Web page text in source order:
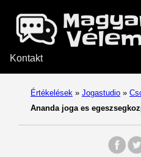
Kontakt
Értékelések » Jogastudio »
Ananda joga es